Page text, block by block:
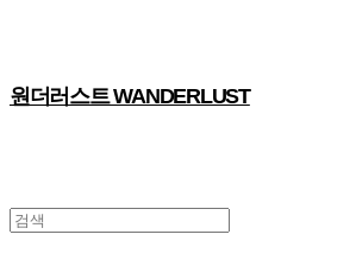
원더러스트 WANDERLUST